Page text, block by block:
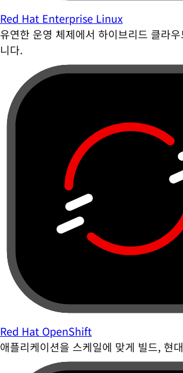
Red Hat Enterprise Linux
유연한 운영 체제에서 하이브리드 클라
니다.
Red Hat OpenShift
애플리케이션을 스케일에 맞게 빌드, 현